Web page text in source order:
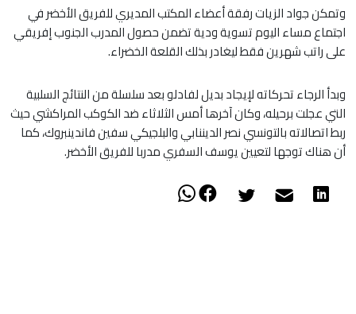
وتمكن جواد الزيات رفقة أعضاء المكتب المديري للفريق الأخضر في
اجتماع مساء اليوم تسوية ودية تضمن حصول المدرب الجنوب إفريقي
على راتب شهرين فقط ليغادر بذلك القلعة الخضراء.
​وبدأ الرجاء تحركاته لإيجاد بديل لفادلو بعد سلسلة من النتائج السلبية
التي عجلت برحيله، وكان آخرها أمس الثلاثاء ضد الكوكب المراكشي حيث
ربط اتصالاته بالتونسي نصر الديننابي والبلجيكي سفين فاندينبروك، كما
أن هناك توجها لتعيين يوسف السفري مدربا للفريق الأخضر.